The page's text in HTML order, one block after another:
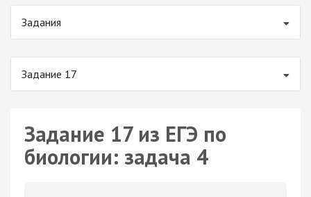
Задания
Задание 17
Задание 17 из ЕГЭ по
биологии: задача 4